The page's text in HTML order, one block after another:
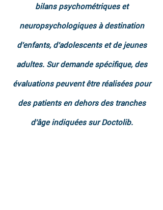
bilans psychométriques et
neuropsychologiques à destination
d'enfants, d'adolescents et de jeunes
adultes. Sur demande spécifique, des
évaluations peuvent être réalisées pour
des patients en dehors des tranches
d'âge indiquées sur Doctolib.